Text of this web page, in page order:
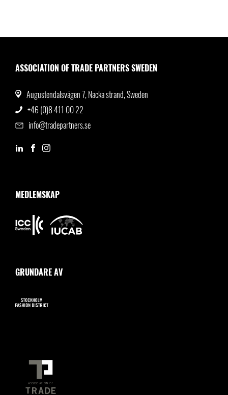
ASSOCIATION OF TRADE PARTNERS SWEDEN
Augustendalsvägen 7, Nacka strand, Sweden
+46 (0)8 411 00 22
info@tradepartners.se
MEDLEMSKAP
GRUNDARE AV